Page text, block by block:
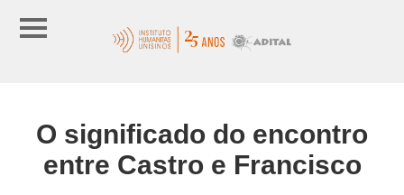
O significado do encontro
entre Castro e Francisco